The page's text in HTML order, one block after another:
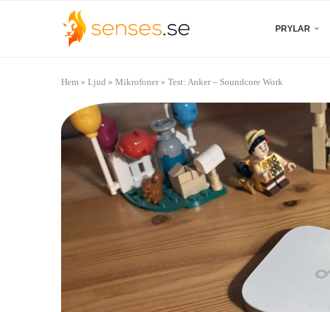
PRYLAR
Hem » Ljud » Mikrofoner» Test: Anker – Soundcore Work